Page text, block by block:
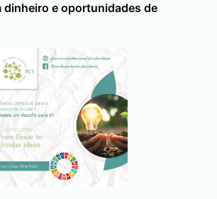
dinheiro e oportunidades de